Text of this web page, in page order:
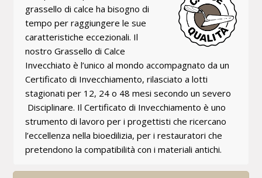
grassello di calce ha bisogno di
tempo per raggiungere le sue
caratteristiche eccezionali. Il
nostro Grassello di Calce
Invecchiato è l’unico al mondo accompagnato da un
Certificato di Invecchiamento, rilasciato a lotti
stagionati per 12, 24 o 48 mesi secondo un severo
Disciplinare. Il Certificato di Invecchiamento è uno
strumento di lavoro per i progettisti che ricercano
l’eccellenza nella bioedilizia, per i restauratori che
pretendono la compatibilità con i materiali antichi.